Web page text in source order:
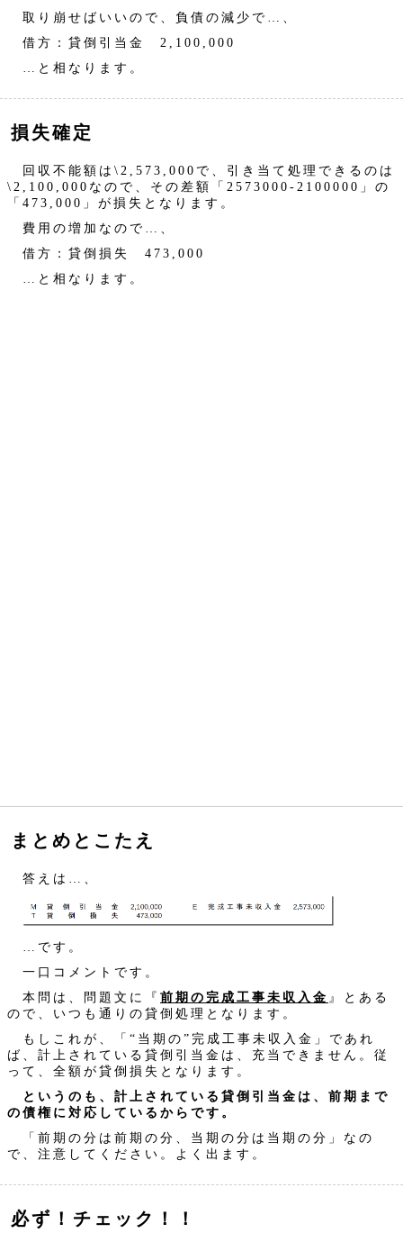
取り崩せばいいので、負債の減少で…、
借方：貸倒引当金 2,100,000
…と相なります。
損失確定
回収不能額は\2,573,000で、引き当て処理できるのは
\2,100,000なので、その差額「2573000-2100000」の
「473,000」が損失となります。
費用の増加なので…、
借方：貸倒損失 473,000
…と相なります。
まとめとこたえ
答えは…、
…です。
一口コメントです。
本問は、問題文に『 前期の完成工事未収入金 』とある
ので、いつも通りの貸倒処理となります。
もしこれが、「“当期の”完成工事未収入金」であれ
ば、計上されている貸倒引当金は、充当できません。従
って、全額が貸倒損失となります。
というのも、計上されている貸倒引当金は、前期まで
の債権に対応しているからです。
「前期の分は前期の分、当期の分は当期の分」なの
で、注意してください。よく出ます。
必ず！チェック！！